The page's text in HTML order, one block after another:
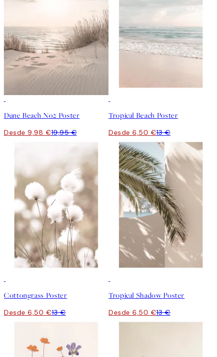
Dune Beach No2 Poster
Desde 9,98 €19,95 €
Tropical Beach Poster
Desde 6,50 €13 €
Cottongrass Poster
Desde 6,50 €13 €
Tropical Shadow Poster
Desde 6,50 €13 €